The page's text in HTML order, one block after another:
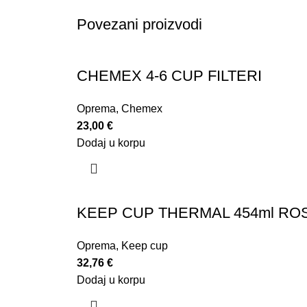
Povezani proizvodi
CHEMEX 4-6 CUP FILTERI
Oprema, Chemex
23,00 €
Dodaj u korpu
KEEP CUP THERMAL 454ml
Oprema, Keep cup
32,76 €
Dodaj u korpu